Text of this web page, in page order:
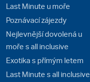
Last Minute u moře
Poznávací zájezdy
Nejlevnější dovolená u
moře s all inclusive
Exotika s přímým letem
Last Minute s all inclusive